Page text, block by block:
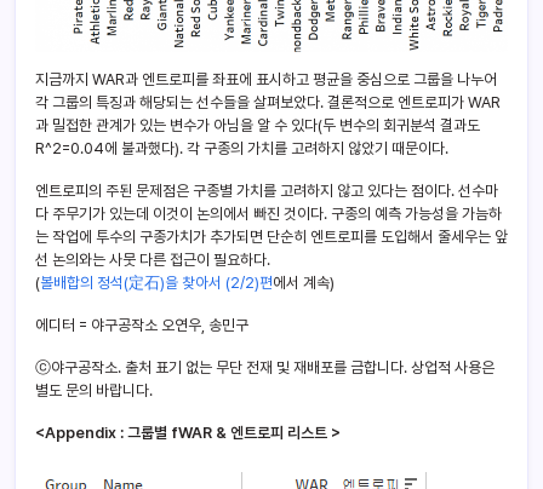
지금까지 WAR과 엔트로피를 좌표에 표시하고 평균을 중심으로 그룹을 나누어
각 그룹의 특징과 해당되는 선수들을 살펴보았다. 결론적으로 엔트로피가 WAR
과 밀접한 관계가 있는 변수가 아님을 알 수 있다(두 변수의 회귀분석 결과도
R^2=0.04에 불과했다). 각 구종의 가치를 고려하지 않았기 때문이다.
엔트로피의 주된 문제점은 구종별 가치를 고려하지 않고 있다는 점이다. 선수마
다 주무기가 있는데 이것이 논의에서 빠진 것이다. 구종의 예측 가능성을 가늠하
는 작업에 투수의 구종가치가 추가되면 단순히 엔트로피를 도입해서 줄세우는 앞
선 논의와는 사뭇 다른 접근이 필요하다.
(볼배합의 정석(定石)을 찾아서 (2/2)편에서 계속)
에디터 = 야구공작소 오연우, 송민구
ⓒ야구공작소. 출처 표기 없는 무단 전재 및 재배포를 금합니다. 상업적 사용은
별도 문의 바랍니다.
<Appendix : 그룹별 fWAR & 엔트로피 리스트 >